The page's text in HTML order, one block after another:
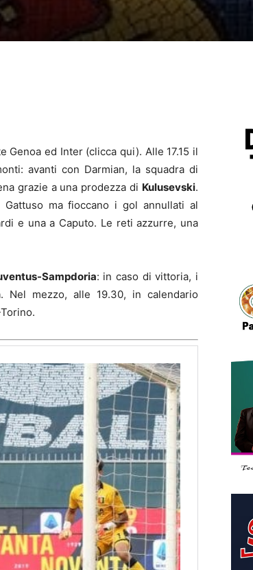
Genoa ed Inter (clicca qui). Alle 17.15 il
avanti con Darmian, la squadra di
grazie a una prodezza di Kulusevski.
ma fioccano i gol annullati al
e una a Caputo. Le reti azzurre, una
Sampdoria: in caso di vittoria, i
Nel mezzo, alle 19.30, in calendario